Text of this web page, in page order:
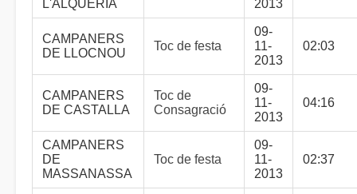
L'ALQUERIA
2013
CAMPANERS
DE LLOCNOU
Toc de festa
09-
11-
2013
02:03
CAMPANERS
DE CASTALLA
Toc de
Consagració
09-
11-
2013
04:16
CAMPANERS
DE
MASSANASSA
Toc de festa
09-
11-
2013
02:37